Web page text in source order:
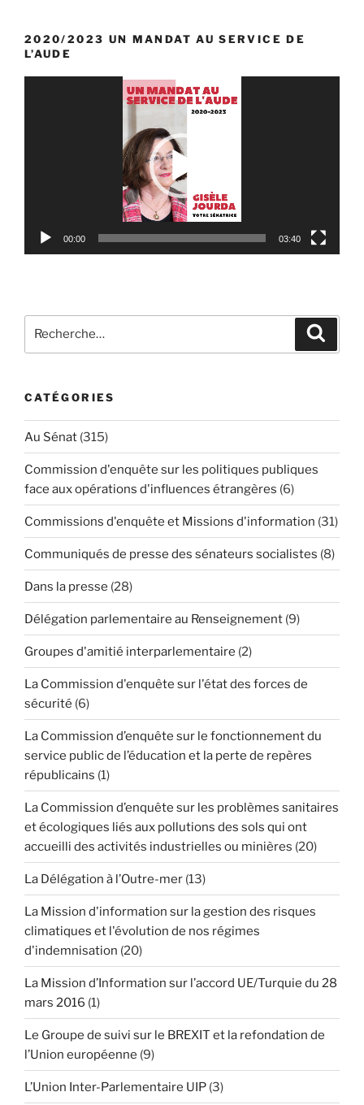
2020/2023 UN MANDAT AU SERVICE DE
L’AUDE
00:00 03:40
Recherche
CATÉGORIES
Au Sénat (315)
Commission d'enquête sur les politiques publiques
face aux opérations d'influences étrangères (6)
Commissions d'enquête et Missions d'information (31)
Communiqués de presse des sénateurs socialistes (8)
Dans la presse (28)
Délégation parlementaire au Renseignement (9)
Groupes d'amitié interparlementaire (2)
La Commission d'enquête sur l'état des forces de
sécurité (6)
La Commission d’enquête sur le fonctionnement du
service public de l’éducation et la perte de repères
républicains (1)
La Commission d’enquête sur les problèmes sanitaires
et écologiques liés aux pollutions des sols qui ont
accueilli des activités industrielles ou minières (20)
La Délégation à l’Outre-mer (13)
La Mission d'information sur la gestion des risques
climatiques et l'évolution de nos régimes
d'indemnisation (20)
La Mission d’Information sur l’accord UE/Turquie du 28
mars 2016 (1)
Le Groupe de suivi sur le BREXIT et la refondation de
l’Union européenne (9)
L’Union Inter-Parlementaire UIP (3)